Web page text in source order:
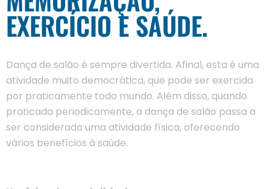
EXERCÍCIO E SAÚDE.
Dança de salão é sempre divertida. Afinal, esta é uma
atividade muito democrática, que pode ser exercida
por praticamente todo mundo. Além disso, quando
praticada periodicamente, a dança de salão passa a
ser considerada uma atividade física, oferecendo
vários benefícios à saúde.